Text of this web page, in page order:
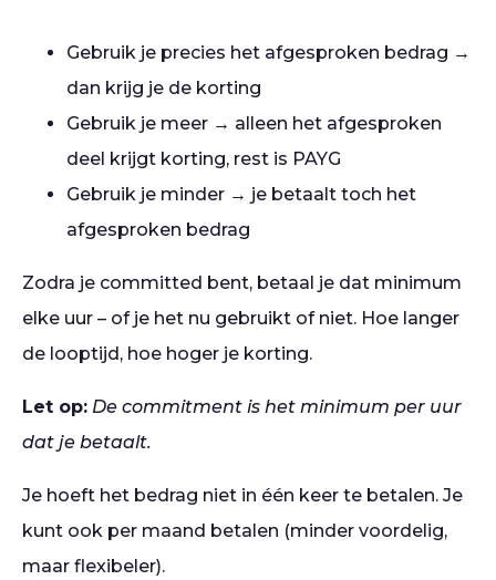
Gebruik je precies het afgesproken bedrag →
dan krijg je de korting
Gebruik je meer → alleen het afgesproken
deel krijgt korting, rest is PAYG
Gebruik je minder → je betaalt toch het
afgesproken bedrag
Zodra je committed bent, betaal je dat minimum
elke uur – of je het nu gebruikt of niet. Hoe langer
de looptijd, hoe hoger je korting.
Let op: De commitment is het minimum per uur
dat je betaalt.
Je hoeft het bedrag niet in één keer te betalen. Je
kunt ook per maand betalen (minder voordelig,
maar flexibeler).